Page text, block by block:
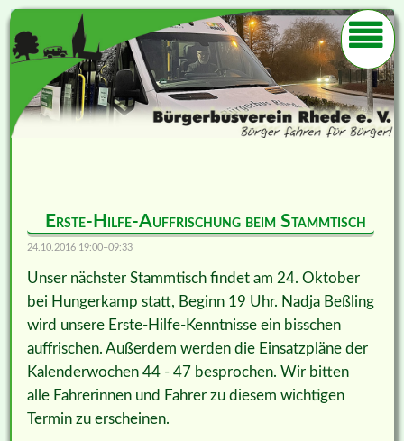
Erste-Hilfe-Auffrischung beim Stammtisch
24.10.2016 19:00–09:33
Unser nächster Stammtisch findet am 24. Oktober
bei Hungerkamp statt, Beginn 19 Uhr. Nadja Beßling
wird unsere Erste-Hilfe-Kenntnisse ein bisschen
auffrischen. Außerdem werden die Einsatzpläne der
Kalenderwochen 44 - 47 besprochen. Wir bitten
alle Fahrerinnen und Fahrer zu diesem wichtigen
Termin zu erscheinen.